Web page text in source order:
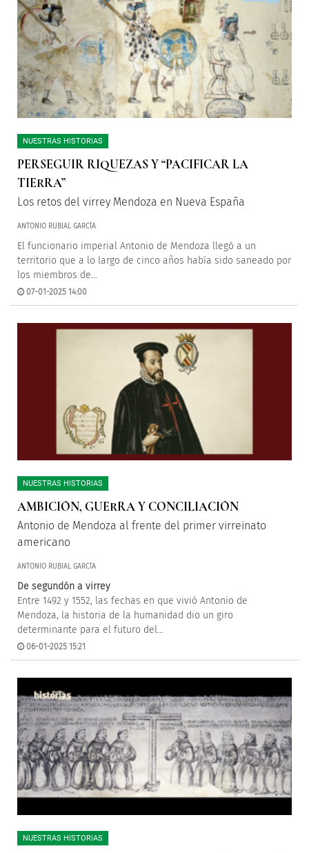
NUESTRAS HISTORIAS
PERSEGUIR RIQUEZAS Y “PACIFICAR LA
TIERRA”
Los retos del virrey Mendoza en Nueva España
ANTONIO RUBIAL GARCÍA
El funcionario imperial Antonio de Mendoza llegó a un
territorio que a lo largo de cinco años había sido saneado por
los miembros de...
07-01-2025 14:00
NUESTRAS HISTORIAS
AMBICIÓN, GUERRA Y CONCILIACIÓN
Antonio de Mendoza al frente del primer virreinato
americano
ANTONIO RUBIAL GARCÍA
De segundón a virrey
Entre 1492 y 1552, las fechas en que vivió Antonio de
Mendoza, la historia de la humanidad dio un giro
determinante para el futuro del...
06-01-2025 15:21
NUESTRAS HISTORIAS